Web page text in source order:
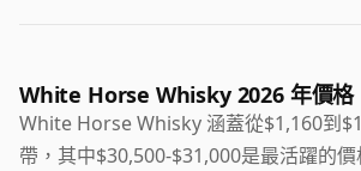
White Horse Whisky 2026 年價格
White Horse Whisky 涵蓋從$1,160到
帶，其中$30,500-$31,000是最活躍的